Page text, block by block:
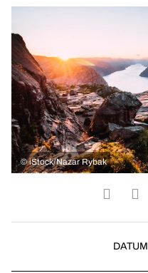
© iStock/Nazar Rybak
DATUM